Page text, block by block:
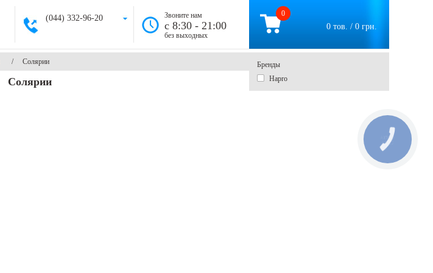
(044) 332-96-20 Звоните нам
c 8:30 - 21:00
без выходных
0
0 тов. / 0 грн.
/ Солярии
Солярии
Бренды
Hapro
КНОПКА
СВЯЗИ